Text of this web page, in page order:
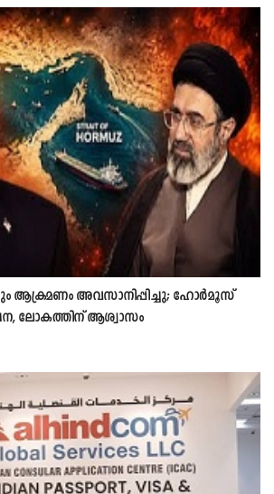
ആക്രമണം അവസാനിപ്പിച്ചു; ഹോർമൂസ്
ലോകത്തിന് ആശ്വാസം